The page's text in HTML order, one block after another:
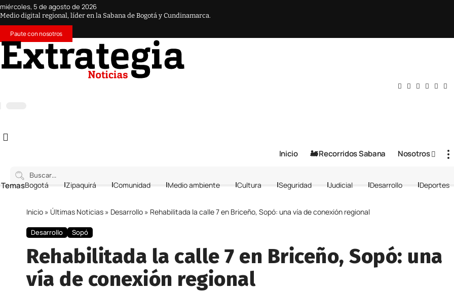
miércoles, 5 de agosto de 2026
Medio digital regional, líder en la Sabana de Bogotá y Cundinamarca.
Paute con nosotros
Inicio 🚂 Recorridos Sabana Nosotros
Bogotá Zipaquirá Comunidad Medio ambiente Cultura Seguridad Judicial Desarrollo Deportes
Inicio » Últimas Noticias » Desarrollo » Rehabilitada la calle 7 en Briceño, Sopó: una vía de conexión regional
Desarrollo Sopó
Rehabilitada la calle 7 en Briceño, Sopó: una
vía de conexión regional